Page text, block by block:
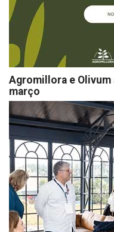
Agromillora e Olivum
março